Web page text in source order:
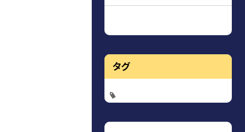
タグ